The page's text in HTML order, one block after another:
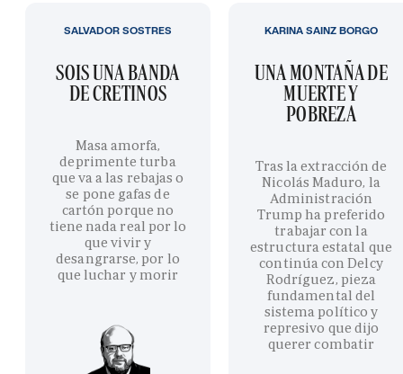
SOIS UNA BANDA
DE CRETINOS
Masa amorfa,
deprimente turba
que va a las rebajas o
se pone gafas de
cartón porque no
tiene nada real por lo
que vivir y
desangrarse, por lo
que luchar y morir
SALVADOR SOSTRES
UNA MONTAÑA DE
MUERTE Y
POBREZA
Tras la extracción de
Nicolás Maduro, la
Administración
Trump ha preferido
trabajar con la
estructura estatal que
continúa con Delcy
Rodríguez, pieza
fundamental del
sistema político y
represivo que dijo
querer combatir
KARINA SAINZ BORGO